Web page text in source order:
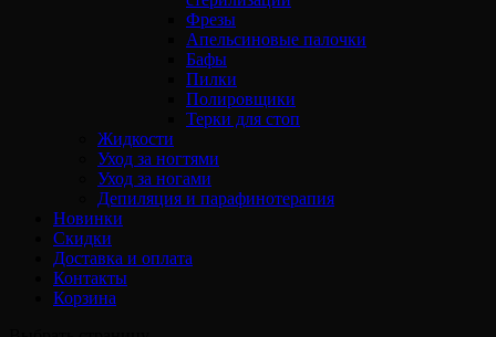
Фрезы
Апельсиновые палочки
Бафы
Пилки
Полировщики
Терки для стоп
Жидкости
Уход за ногтями
Уход за ногами
Депиляция и парафинотерапия
Новинки
Скидки
Доставка и оплата
Контакты
Корзина